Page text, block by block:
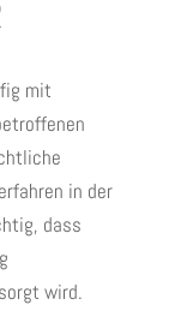
mit
in der
dass
wird.